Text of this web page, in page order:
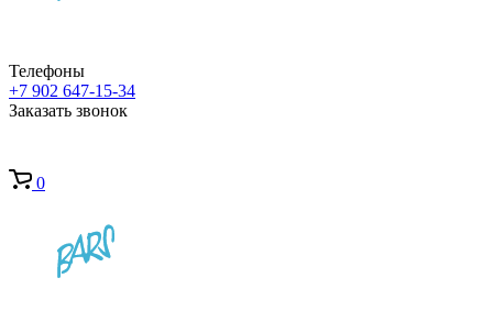
Телефоны
+7 902 647-15-34
Заказать звонок
0